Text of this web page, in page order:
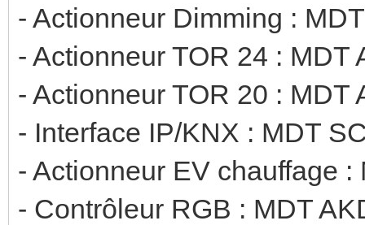
- Actionneur Dimming :
- Actionneur TOR 24 :
- Actionneur TOR 20 :
- Interface IP/KNX : MDT
- Actionneur EV
- Contrôleur RGB : MDT